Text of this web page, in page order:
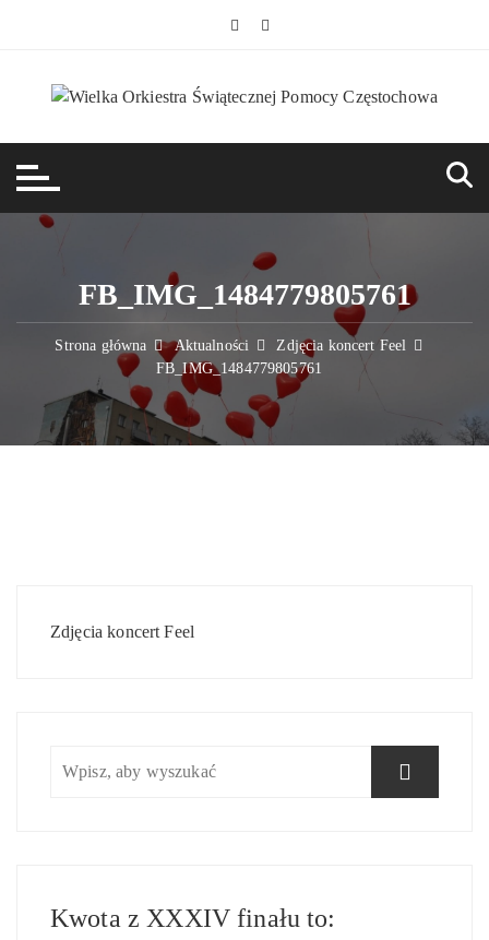
FB_IMG_1484779805761
Strona główna Aktualności
Zdjęcia koncert Feel
FB_IMG_1484779805761
wpisu
Zdjęcia koncert Feel
Kwota z XXXIV finału to: